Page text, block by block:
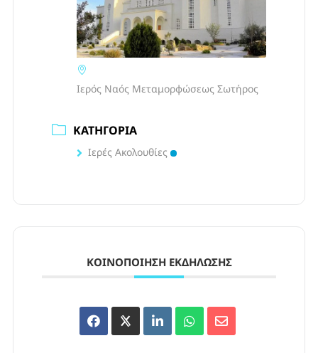
Ιερός Ναός Μεταμορφώσεως Σωτήρος
ΚΑΤΗΓΟΡΊΑ
Ιερές Ακολουθίες
ΚΟΙΝΟΠΟΊΗΣΗ ΕΚΔΉΛΩΣΗΣ